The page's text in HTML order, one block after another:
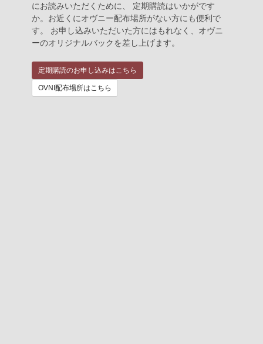
にお読みいただくために、 定期購読はいかがです
か。お近くにオヴニー配布場所がない方にも便利で
す。 お申し込みいただいた方にはもれなく、オヴニ
ーのオリジナルバックを差し上げます。
定期購読のお申し込みはこちら
OVNI配布場所はこちら